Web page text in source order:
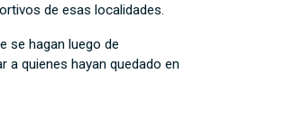
de esas localidades.
se hagan luego de
quienes hayan quedado en